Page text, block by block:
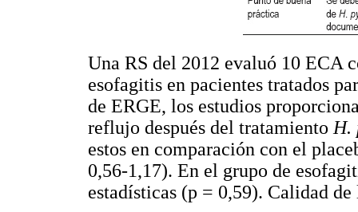
Una RS del 2012 evaluó 10 ECA
esofagitis en pacientes tratados
de ERGE, los estudios
reflujo después del tratamientoH.
estos en comparación con el
0,56-1,17). En el grupo de
estadísticas (p = 0,59). Calidad